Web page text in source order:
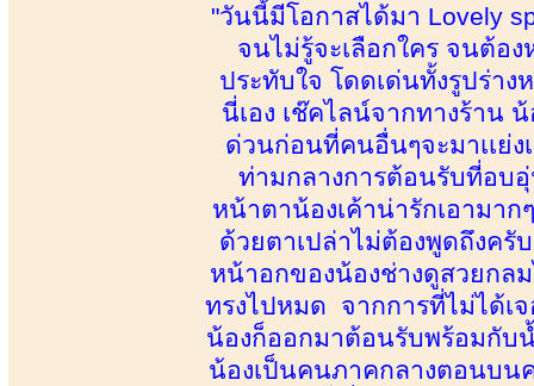
"วันนี้มีโอกาสได้มา Lovely
จนไม่รู้จะเลือกใคร จนต้อ
ประทับใจ โดดเด่นทั้งรูปร่าง
นี่เอง เช๊คไลน์จากทางร้าน
ด่วนก่อนที่คนอื่นๆจะมาเเย่
ท่ามกลางการต้อนรับที่อบ
หน้าตาน้องเค้าน่ารักเอามา
ด้วยตาเปล่าไม่ต้องพูดถึงครั
หน้าอกของน้องช่างดูสวยกล
ทรงไปหมด จากการที่ไม่ได้
น้องก็ออกมาต้อนรับพร้อมกับ
น้องเป็นคนภาคกลางตอนบน